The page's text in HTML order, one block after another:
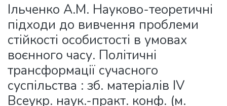
Статистика
Ільченко А.М. Науково-теоретичні
підходи до вивчення проблеми
стійкості особистості в умовах
воєнного часу. Політичні
трансформації сучасного
суспільства : зб. матеріалів IV
Всеукр. наук.-практ. конф. (м.